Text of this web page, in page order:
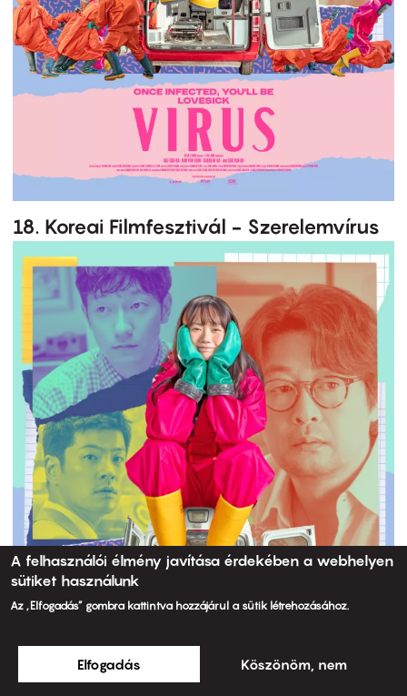
18. Koreai Filmfesztivál - Szerelemvírus
A felhasználói élmény javítása érdekében a webhelyen
sütiket használunk
Az „Elfogadás” gombra kattintva hozzájárul a sütik létrehozásához.
Elfogadás Köszönöm, nem